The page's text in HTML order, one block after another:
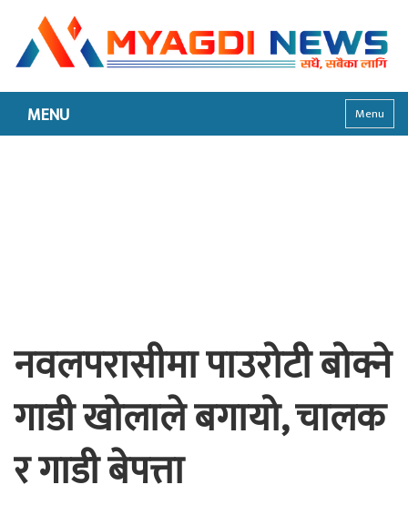
MENU Menu
नवलपरासीमा पाउरोटी बोक्ने
गाडी खोलाले बगायो, चालक
र गाडी बेपत्ता